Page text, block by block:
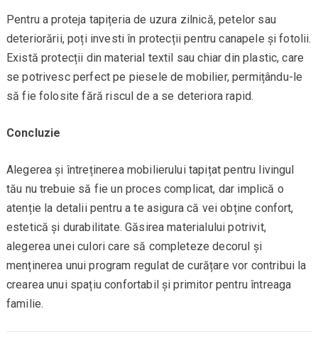
Pentru a proteja tapițeria de uzura zilnică, petelor sau
deteriorării, poți investi în protecții pentru canapele și fotolii.
Există protecții din material textil sau chiar din plastic, care
se potrivesc perfect pe piesele de mobilier, permițându-le
să fie folosite fără riscul de a se deteriora rapid.
Concluzie
Alegerea și întreținerea mobilierului tapițat pentru livingul
tău nu trebuie să fie un proces complicat, dar implică o
atenție la detalii pentru a te asigura că vei obține confort,
estetică și durabilitate. Găsirea materialului potrivit,
alegerea unei culori care să completeze decorul și
menținerea unui program regulat de curățare vor contribui la
crearea unui spațiu confortabil și primitor pentru întreaga
familie.